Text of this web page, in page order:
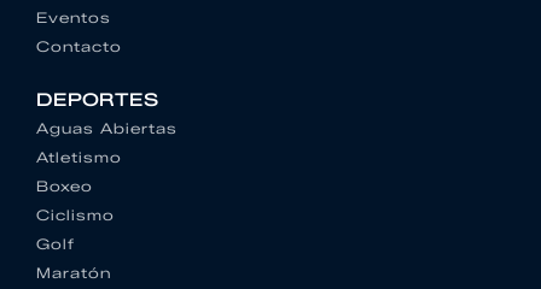
Eventos
Contacto
DEPORTES
Aguas Abiertas
Atletismo
Boxeo
Ciclismo
Golf
Maratón